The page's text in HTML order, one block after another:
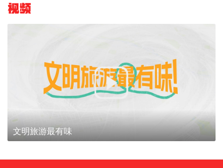
视频
文明旅游最有味